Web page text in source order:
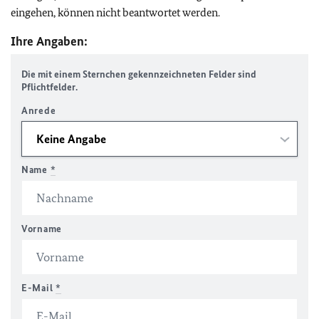
eingehen, können nicht beantwortet werden.
Ihre Angaben:
Die mit einem Sternchen gekennzeichneten Felder sind
Pflichtfelder.
Anrede
Name *
Vorname
E-Mail *